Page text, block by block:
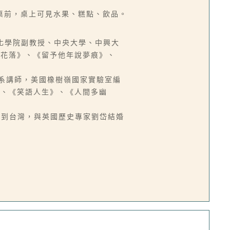
，桌上可見水果、糕點、飲品。
院副教授、中央大學、中興大
落》、《留予他年說夢痕》、
講師，美國橡樹嶺國家實驗室編
《笑語人生》、《人間多幽
台灣，與英國歷史專家劉岱結婚